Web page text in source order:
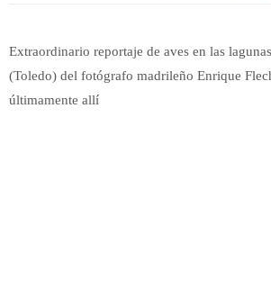
Extraordinario reportaje de aves en las
(Toledo) del fotógrafo madrileño Enrique
últimamente allí